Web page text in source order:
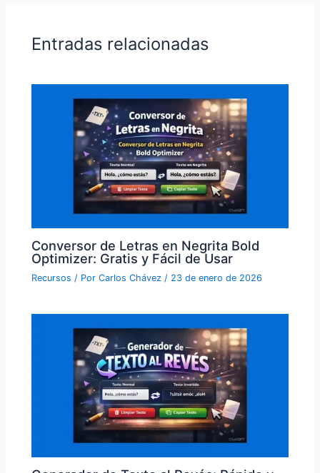
Entradas relacionadas
Conversor de Letras en Negrita Bold
Optimizer: Gratis y Fácil de Usar
Recursos / PorCarlos Chávez / 23 de enero de 2026